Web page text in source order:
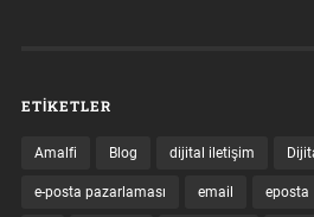
ETIKETLER
Amalfi Blog dijital iletişim
e-posta pazarlaması email eposta